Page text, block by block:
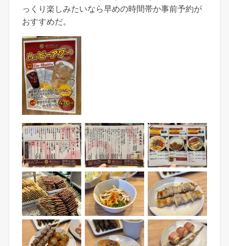
っくり楽しみたいなら早めの時間帯か事前予約が
おすすめだ。